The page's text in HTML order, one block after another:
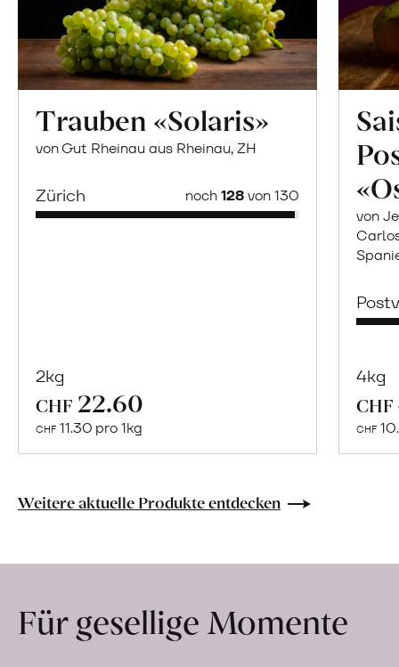
Trauben «Solaris»
von Gut Rheinau aus Rheinau, ZH
Zürich noch128von 130
2kg
CHF 22.60
CHF 11.30 pro 1kg
Naturbelassene
Lebensmittel
Hof
erfahren
von
4kg
CHF
CHF
Weitere aktuelle Produkte entdecken
Für gesellige Momente